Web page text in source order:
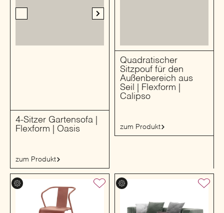
4-Sitzer Gartensofa |
Flexform | Oasis
zum Produkt
Quadratischer
Sitzpouf für den
Außenbereich aus
Seil | Flexform |
Calipso
zum Produkt